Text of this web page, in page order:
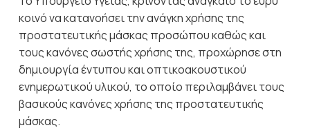
κοινό να κατανοήσει την ανάγκη χρήσης της
προστατευτικής μάσκας προσώπου καθώς και
τους κανόνες σωστής χρήσης της, προχώρησε στη
δημιουργία έντυπου και οπτικοακουστικού
ενημερωτικού υλικού, το οποίο περιλαμβάνει τους
βασικούς κανόνες χρήσης της προστατευτικής
μάσκας.